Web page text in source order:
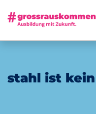
stahl ist